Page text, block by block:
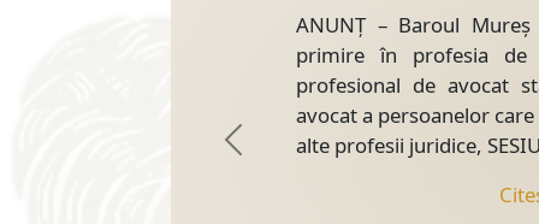
ANUNȚ – Baroul
primire în profesia de
profesional de avocat
avocat a persoanelor
alte profesii juridice,
Previous